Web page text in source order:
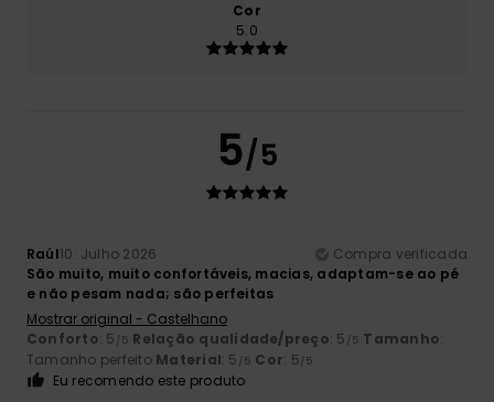
Cor
5.0
5/5
Raúl10. Julho 2026
Compra verificada
São muito, muito confortáveis, macias, adaptam-se ao pé
e não pesam nada; são perfeitas
Mostrar original - Castelhano
Conforto: 5 /5 Relação qualidade/preço: 5 /5 Tamanho:
Tamanho perfeito Material: 5 /5 Cor: 5/5
Eu recomendo este produto